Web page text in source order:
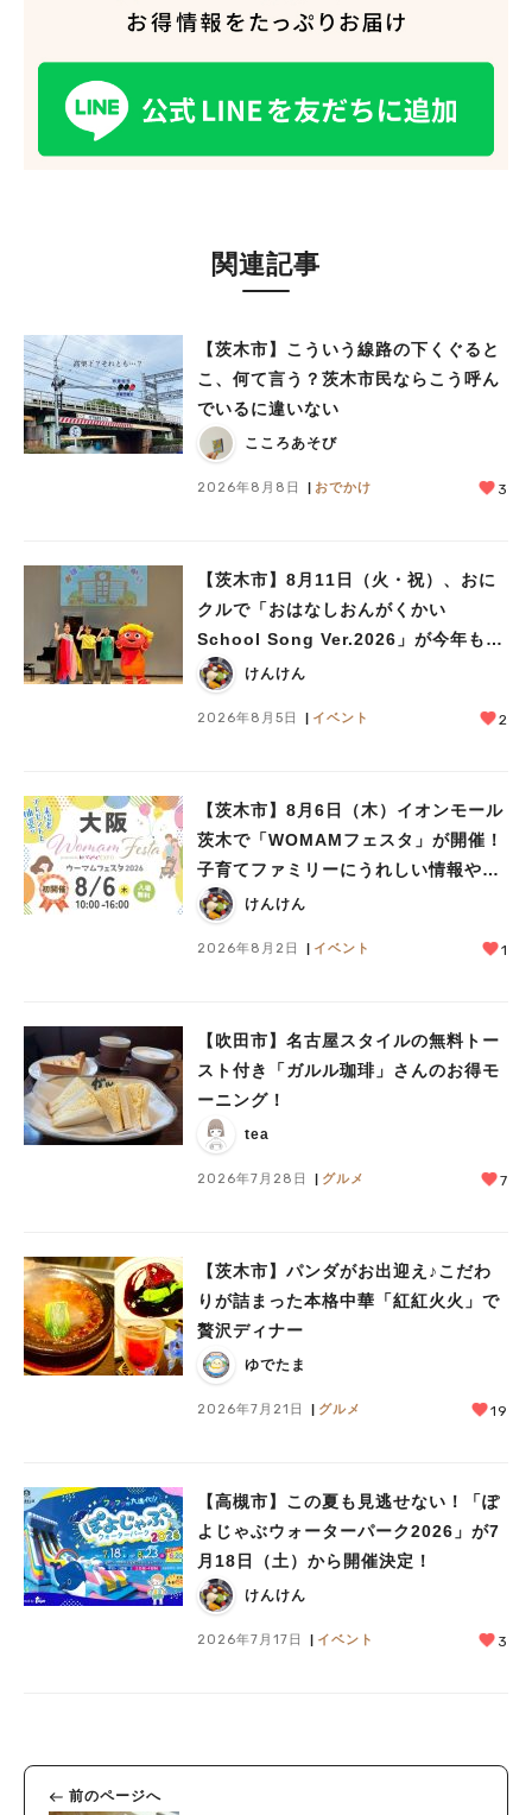
関連記事
【茨木市】こういう線路の下くぐると
こ、何て言う？茨木市民ならこう呼ん
でいるに違いない
こころあそび
2026年8月8日 おでかけ 3
【茨木市】8月11日（火・祝）、おに
クルで「おはなしおんがくかい
School Song Ver.2026」が今年も開
催！テーマは「学校」♪
けんけん
2026年8月5日 イベント 2
【茨木市】8月6日（木）イオンモール
茨木で「WOMAMフェスタ」が開催！
子育てファミリーにうれしい情報やプ
レゼントがいっぱい♪
けんけん
2026年8月2日 イベント 1
【吹田市】名古屋スタイルの無料トー
スト付き「ガルル珈琲」さんのお得モ
ーニング！
tea
2026年7月28日 グルメ 7
【茨木市】パンダがお出迎え♪こだわ
りが詰まった本格中華「紅紅火火」で
贅沢ディナー
ゆでたま
2026年7月21日 グルメ 19
【高槻市】この夏も見逃せない！「ぽ
よじゃぶウォーターパーク2026」が7
月18日（土）から開催決定！
けんけん
2026年7月17日 イベント 3
前のページへ
#教えたい／教えて投稿記事#大阪学院大 商品開発プロジェクト
#あなたはどっち？